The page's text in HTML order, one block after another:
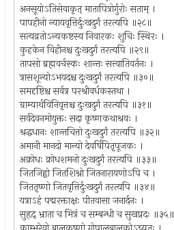
अनसूयोऽतिसेवाकृत् मातापित्रोर्गुरोः सताम् ।
पापहीनो न्यायवृत्तिर्दुःखदुर्गं तरत्यपि ॥२८॥
सत्यव्रतोऽन्यकष्टस्य निवारकः शुचिः स्थिरः ।
कुहकेन विहीनश्च दुःखदुर्गं तरत्यपि ॥२९॥
तापसो ब्रह्मवर्चस्कः शान्तः सत्त्वातिवर्तनः ।
त्रासशून्योऽभयदश्च दुःखदुर्गं तरत्यपि ॥३०॥
समदृष्टिश्च सर्वत्र परश्रीवर्धकस्तथा ।
ग्राम्यार्थविनिवृत्तश्च दुःखदुर्गं तरत्यपि ॥३१॥
सर्वदेवनमोयुक्तः सदा कृष्णकथाश्रवः ।
श्रद्धधानः शान्तचित्तो दुःखदुर्गं तरत्यपि ॥३२॥
अमानी मानदो मान्यो देवर्षिपितृपूजकः ।
अक्रोधः क्रोधशमनो दुःखदुर्गं तरत्यपि ॥३३॥
जितजिह्वो जितशिश्नो जितनारायणोऽपि च ।
जिततृष्णो जितवृत्तिर्दुःखदुर्गं तरत्यपि ॥३४॥
यत्राऽहं पद्मरक्ताक्षः पीतवासा जनार्दनः ।
सुहृद् भ्राता च मित्रं च सम्बन्धी च सुखप्रदः ॥३५॥